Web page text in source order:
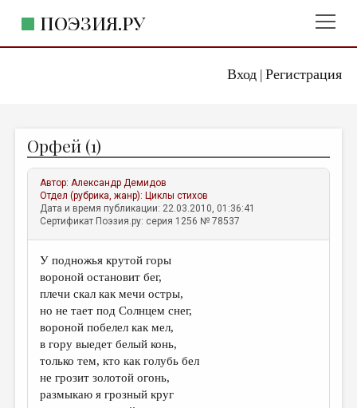
Вход| Регистрация
ПОЭЗИЯ.РУ
ЖАНРЫ
АВТОРЫ
КОММЕНТАРИИ
ЛИТСАЛОН
НОВОСТИ
ПРАВИЛА САЙТА
ОТДЕЛЫ И РУБРИКИ
ИЗБРАННОЕ
ДАЙДЖЕСТ
Орфей (1)
Автор:Александр Демидов
Отдел (рубрика, жанр): Циклы стихов
Дата и время публикации: 22.03.2010, 01:36:41
Сертификат Поэзия.ру: серия 1256 № 78537
У подножья крутой горы
вороной остановит бег,
плечи скал как мечи остры,
но не тает под Солнцем снег,
вороной побелел как мел,
в гору выедет белый конь,
только тем, кто как голубь бел
не грозит золотой огонь,
размыкаю я грозный круг